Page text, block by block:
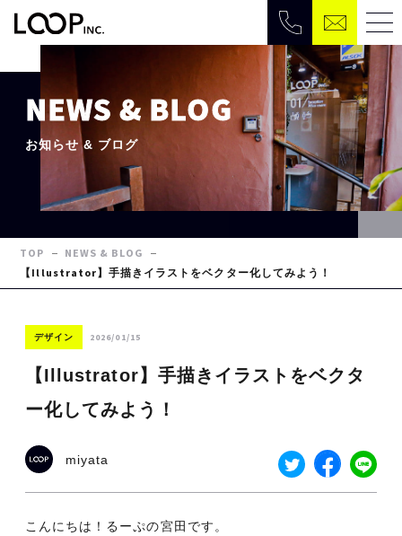
NEWS & BLOG
お知らせ & ブログ
TOP
NEWS & BLOG
【Illustrator】手描きイラストをベクター化してみよう！
デザイン 2026/01/15
【Illustrator】手描きイラストをベクタ
ー化してみよう！
miyata
こんにちは！るーぷの宮田です。